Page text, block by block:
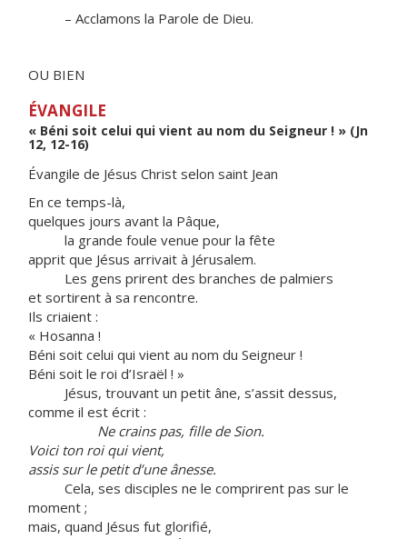
– Acclamons la Parole de Dieu.
OU BIEN
ÉVANGILE
« Béni soit celui qui vient au nom du Seigneur ! » (Jn
12, 12-16)
Évangile de Jésus Christ selon saint Jean
En ce temps-là,
quelques jours avant la Pâque,
la grande foule venue pour la fête
apprit que Jésus arrivait à Jérusalem.
Les gens prirent des branches de palmiers
et sortirent à sa rencontre.
Ils criaient :
« Hosanna !
Béni soit celui qui vient au nom du Seigneur !
Béni soit le roi d’Israël ! »
Jésus, trouvant un petit âne, s’assit dessus,
comme il est écrit :
Ne crains pas, fille de Sion.
Voici ton roi qui vient,
assis sur le petit d’une ânesse.
Cela, ses disciples ne le comprirent pas sur le
moment ;
mais, quand Jésus fut glorifié,